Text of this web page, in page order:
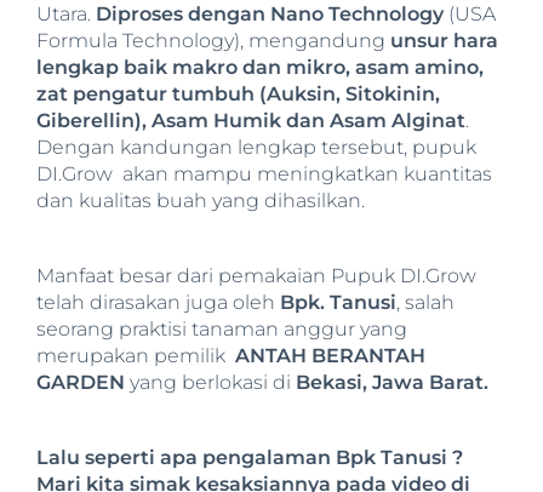
Utara. Diproses dengan Nano Technology (USA
Formula Technology), mengandung unsur hara
lengkap baik makro dan mikro, asam amino,
zat pengatur tumbuh (Auksin, Sitokinin,
Giberellin), Asam Humik dan Asam Alginat.
Dengan kandungan lengkap tersebut, pupuk
DI.Grow akan mampu meningkatkan kuantitas
dan kualitas buah yang dihasilkan.
Manfaat besar dari pemakaian Pupuk DI.Grow
telah dirasakan juga oleh Bpk. Tanusi, salah
seorang praktisi tanaman anggur yang
merupakan pemilik ANTAH BERANTAH
GARDEN yang berlokasi di Bekasi, Jawa Barat.
Lalu seperti apa pengalaman Bpk Tanusi ?
Mari kita simak kesaksiannya pada video di